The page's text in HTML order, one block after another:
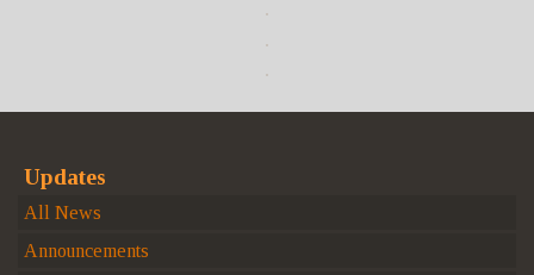
Updates
All News
Announcements